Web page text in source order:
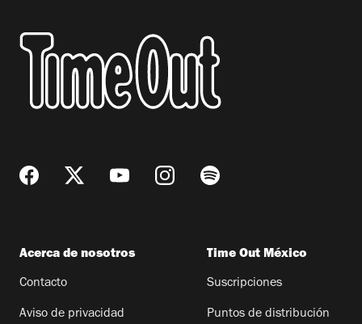
Acerca de nosotros
Contacto
Aviso de privacidad
Time Out México
Suscripciones
Puntos de distribución